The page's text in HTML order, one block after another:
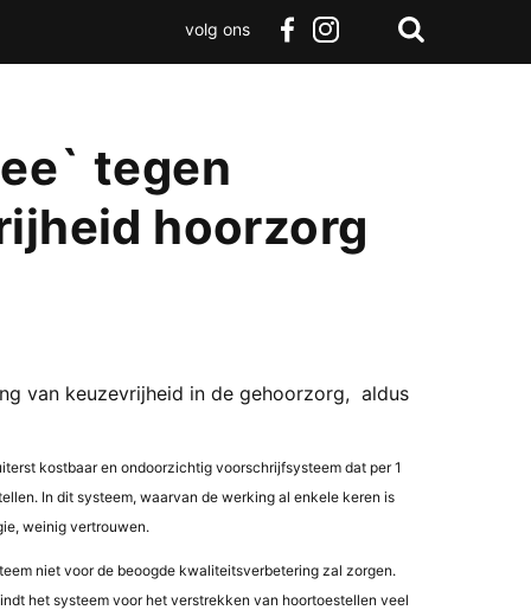
volg ons
tegen
hoorzorg
van keuzevrijheid in de gehoorzorg, aldus
kostbaar en ondoorzichtig voorschrijfsysteem dat per 1
In dit systeem, waarvan de werking al enkele keren is
weinig vertrouwen.
niet voor de beoogde kwaliteitsverbetering zal zorgen.
het systeem voor het verstrekken van hoortoestellen veel
Zoeken
Terug